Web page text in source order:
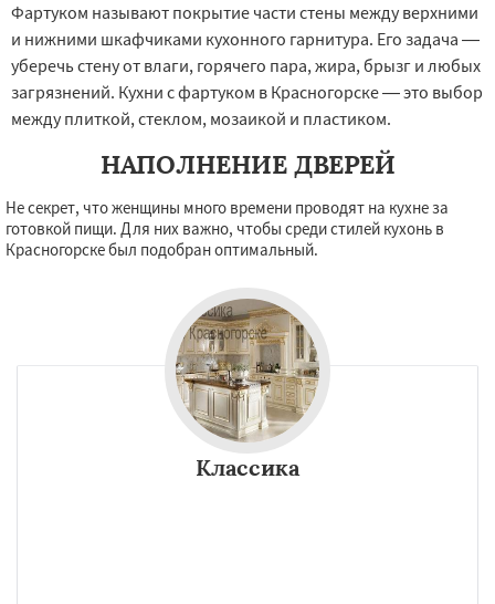
Фартуком называют покрытие части стены между верхними
и нижними шкафчиками кухонного гарнитура. Его задача —
уберечь стену от влаги, горячего пара, жира, брызг и любых
загрязнений. Кухни с фартуком в Красногорске — это выбор
между плиткой, стеклом, мозаикой и пластиком.
НАПОЛНЕНИЕ ДВЕРЕЙ
Не секрет, что женщины много времени проводят на кухне за
готовкой пищи. Для них важно, чтобы среди стилей кухонь в
Красногорске был подобран оптимальный.
Классика